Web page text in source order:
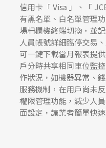
信用卡「 Visa 」、「
有黑名單、白名單管理
場柵欄機終端切換，並
人員帳號詳細臨停交易
可一鍵下載當月報表提
戶分時共享相同車位監
作狀況，如機器異常、
服務機制，在用戶尚未
權限管理功能，減少人
面設定，讓業者簡單快